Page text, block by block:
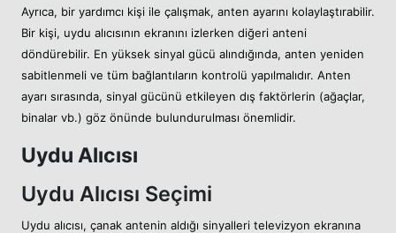
Ayrıca, bir yardımcı kişi ile çalışmak, anten ayarını kolaylaştırabilir.
Bir kişi, uydu alıcısının ekranını izlerken diğeri anteni
döndürebilir. En yüksek sinyal gücü alındığında, anten yeniden
sabitlenmeli ve tüm bağlantıların kontrolü yapılmalıdır. Anten
ayarı sırasında, sinyal gücünü etkileyen dış faktörlerin (ağaçlar,
binalar vb.) göz önünde bulundurulması önemlidir.
Uydu Alıcısı
Uydu Alıcısı Seçimi
Uydu alıcısı, çanak antenin aldığı sinyalleri televizyon ekranına